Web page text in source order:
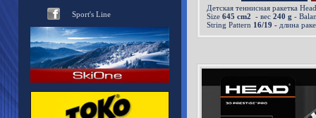
Sport's Line
Детская теннисная ракетка
Size 645 cm2 - вес 240 g -
String Pattern 16/19 -длина